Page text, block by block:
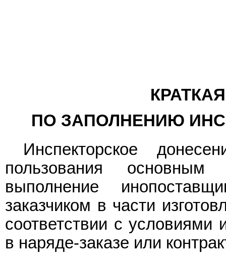
ПО ЗАПОЛНЕНИЮ
Инспекторское
пользования основным
выполнение
заказчиком в части
соответствии с
в наряде-заказе или